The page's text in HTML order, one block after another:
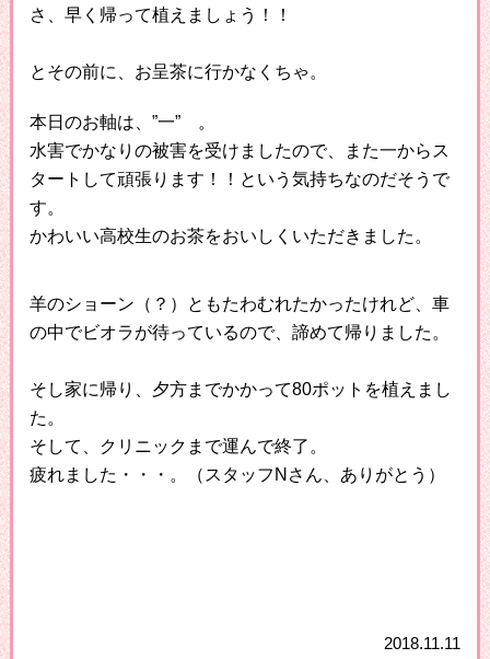
さ、早く帰って植えましょう！！
とその前に、お呈茶に行かなくちゃ。
本日のお軸は、”一” 。
水害でかなりの被害を受けましたので、また一からス
タートして頑張ります！！という気持ちなのだそうで
す。
かわいい高校生のお茶をおいしくいただきました。
羊のショーン（？）ともたわむれたかったけれど、車
の中でビオラが待っているので、諦めて帰りました。
そし家に帰り、夕方までかかって80ポットを植えまし
た。
そして、クリニックまで運んで終了。
疲れました・・・。（スタッフNさん、ありがとう）
2018.11.11